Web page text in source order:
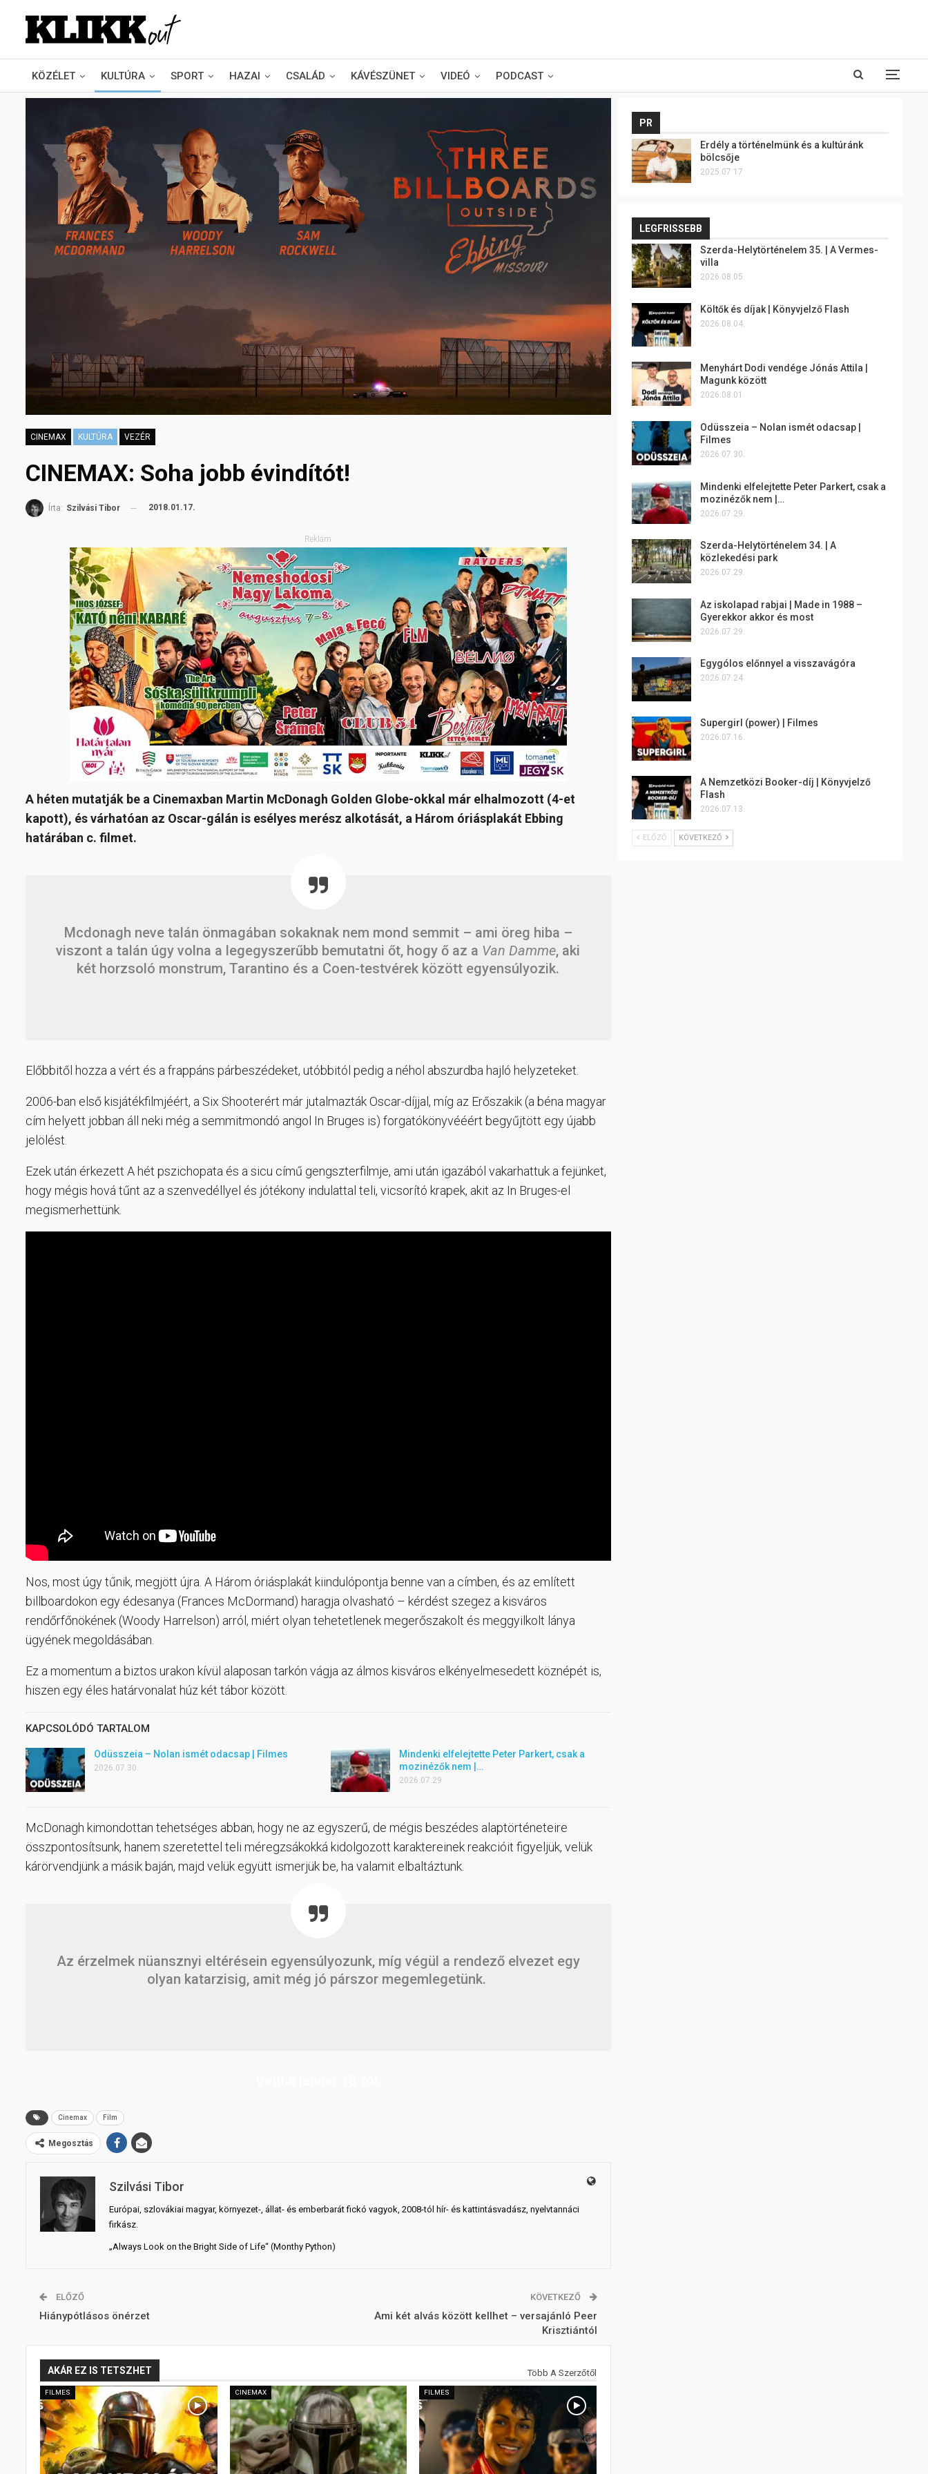
KÖZÉLET KULTÚRA SPORT HAZAI CSALÁD KÁVÉSZÜNET VIDEÓ PODCAST
CINEMAX KULTÚRA VEZÉR
CINEMAX: Soha jobb évindítót!
Írta: Szilvási Tibor 2018.01.17.
Reklám
A héten mutatják be a Cinemaxban Martin McDonagh Golden Globe-okkal már elhalmozott (4-et
kapott), és várhatóan az Oscar-gálán is esélyes merész alkotását, a Három óriásplakát Ebbing
határában c. filmet.
Mcdonagh neve talán önmagában sokaknak nem mond semmit – ami öreg hiba –
viszont a talán úgy volna a legegyszerűbb bemutatni őt, hogy ő az a Van Damme, aki
két horzsoló monstrum, Tarantino és a Coen-testvérek között egyensúlyozik.
Előbbitől hozza a vért és a frappáns párbeszédeket, utóbbitól pedig a néhol abszurdba hajló helyzeteket.
2006-ban első kisjátékfilmjéért, a Six Shooterért már jutalmazták Oscar-díjjal, míg az Erőszakik (a béna magyar
cím helyett jobban áll neki még a semmitmondó angol In Bruges is) forgatókönyvééért begyűjtött egy újabb
jelölést.
Ezek után érkezett A hét pszichopata és a sicu című gengszterfilmje, ami után igazából vakarhattuk a fejünket,
hogy mégis hová tűnt az a szenvedéllyel és jótékony indulattal teli, vicsorító krapek, akit az In Bruges-el
megismerhettünk.
Nos, most úgy tűnik, megjött újra. A Három óriásplakát kiindulópontja benne van a címben, és az említett
billboardokon egy édesanya (Frances McDormand) haragja olvasható – kérdést szegez a kisváros
rendőrfőnökének (Woody Harrelson) arról, miért olyan tehetetlenek megerőszakolt és meggyilkolt lánya
ügyének megoldásában.
Ez a momentum a biztos urakon kívül alaposan tarkón vágja az álmos kisváros elkényelmesedett köznépét is,
hiszen egy éles határvonalat húz két tábor között.
KAPCSOLÓDÓ TARTALOM
Odüsszeia – Nolan ismét odacsap | Filmes
2026.07.30.
Mindenki elfelejtette Peter Parkert, csak a
mozinézők nem |…
2026.07.29.
McDonagh kimondottan tehetséges abban, hogy ne az egyszerű, de mégis beszédes alaptörténeteire
összpontosítsunk, hanem szeretettel teli méregzsákokká kidolgozott karaktereinek reakcióit figyeljük, velük
kárörvendjünk a másik baján, majd velük együtt ismerjük be, ha valamit elbaltáztunk.
Az érzelmek nüansznyi eltérésein egyensúlyozunk, míg végül a rendező elvezet egy
olyan katarzisig, amit még jó párszor megemlegetünk.
Cinemax Film
Megosztás
Szilvási Tibor
Európai, szlovákiai magyar, környezet-, állat- és emberbarát fickó vagyok, 2008-tól hír- és kattintásvadász, nyelvtannáci
firkász.
„Always Look on the Bright Side of Life“ (Monthy Python)
ELŐZŐ
Hiánypótlásos önérzet
KÖVETKEZŐ
Ami két alvás között kellhet – versajánló Peer
Krisztiántól
AKÁR EZ IS TETSZHET Több A Szerzőtől
FILMES CINEMAX FILMES
PR
Erdély a történelmünk és a kultúránk
bölcsője
2025.07.17.
LEGFRISSEBB
Szerda-Helytörténelem 35. | A Vermes-
villa
2026.08.05.
Költők és díjak | Könyvjelző Flash
2026.08.04.
Menyhárt Dodi vendége Jónás Attila |
Magunk között
2026.08.01.
Odüsszeia – Nolan ismét odacsap |
Filmes
2026.07.30.
Mindenki elfelejtette Peter Parkert, csak a
mozinézők nem |…
2026.07.29.
Szerda-Helytörténelem 34. | A
közlekedési park
2026.07.29.
Az iskolapad rabjai | Made in 1988 –
Gyerekkor akkor és most
2026.07.29.
Egygólos előnnyel a visszavágóra
2026.07.24.
Supergirl (power) | Filmes
2026.07.16.
A Nemzetközi Booker-díj | Könyvjelző
Flash
2026.07.13.
ELŐZŐ KÖVETKEZŐ